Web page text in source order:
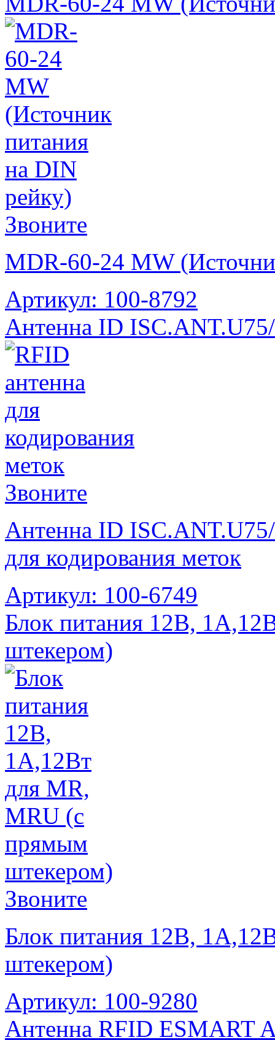
Звоните
MDR-60-24 MW
Артикул: 100-8792
Антенна ID
Звоните
Антенна ID
для кодирования меток
Артикул: 100-6749
Блок питания 12В,
штекером)
Звоните
Блок питания 12В,
штекером)
Артикул: 100-9280
Антенна RFID ESMART